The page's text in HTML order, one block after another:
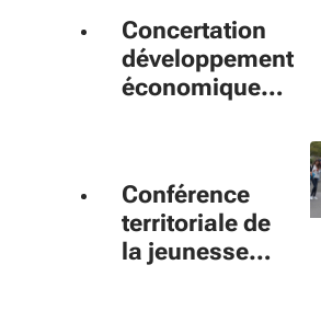
Concertation
développement
économique
Conférence
territoriale de
la jeunesse